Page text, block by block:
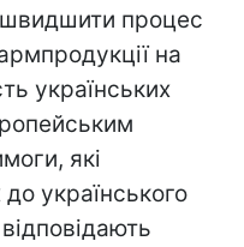
процес
на
українських
які
українського